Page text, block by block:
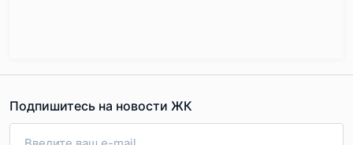
Подпишитесь на новости ЖК